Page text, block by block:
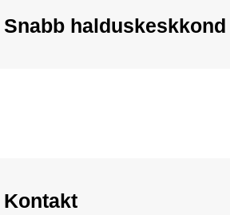
Snabb halduskeskkond
Kontakt